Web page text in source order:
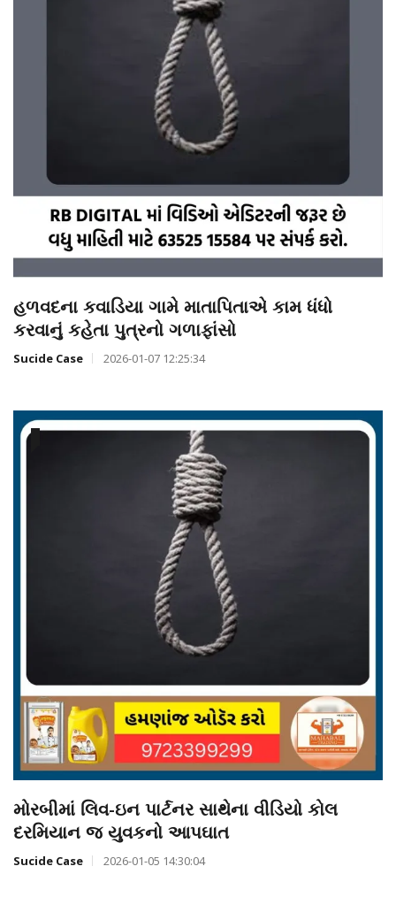
હળવદના કવાડિયા ગામે માતાપિતાએ કામ ધંધો
કરવાનું કહેતા પુત્રનો ગળાફાંસો
Sucide Case 2026-01-07 12:25:34
મોરબીમાં લિવ-ઇન પાર્ટનર સાથેના વીડિયો કોલ
દરમિયાન જ યુવકનો આપઘાત
Sucide Case 2026-01-05 14:30:04